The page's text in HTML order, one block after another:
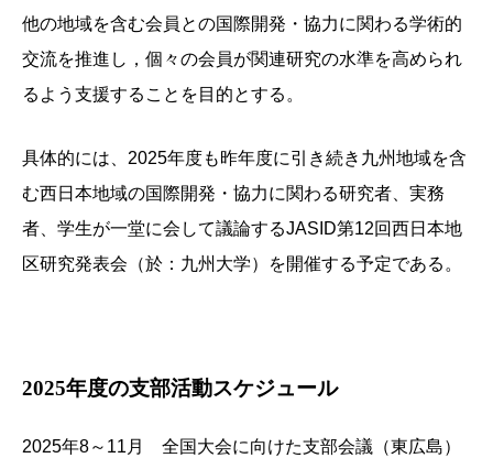
他の地域を含む会員との国際開発・協力に関わる学術的
交流を推進し，個々の会員が関連研究の水準を高められ
るよう支援することを目的とする。
具体的には、2025年度も昨年度に引き続き九州地域を含
む西日本地域の国際開発・協力に関わる研究者、実務
者、学生が一堂に会して議論するJASID第12回西日本地
区研究発表会（於：九州大学）を開催する予定である。
2025年度の支部活動スケジュール
2025年8～11月 全国大会に向けた支部会議（東広島）